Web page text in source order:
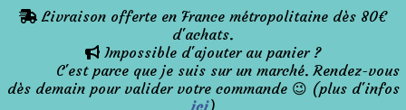
 Livraison offerte en France métropolitaine dès 80€
d'achats.
 Impossible d'ajouter au panier ?
C'est parce que je suis sur un marché. Rendez-vous
dès demain pour valider votre commande 😉 (plus d'infos
ici)
Panneau de gestion des cookies